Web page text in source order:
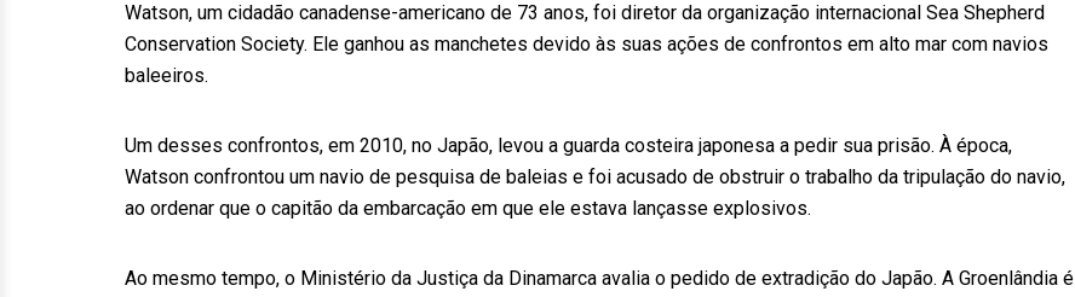
Watson, um cidadão canadense-americano de 73 anos, foi diretor da organização internacional Sea Shepherd
Conservation Society. Ele ganhou as manchetes devido às suas ações de confrontos em alto mar com navios
baleeiros.
Um desses confrontos, em 2010, no Japão, levou a guarda costeira japonesa a pedir sua prisão. À época,
Watson confrontou um navio de pesquisa de baleias e foi acusado de obstruir o trabalho da tripulação do navio,
ao ordenar que o capitão da embarcação em que ele estava lançasse explosivos.
Ao mesmo tempo, o Ministério da Justiça da Dinamarca avalia o pedido de extradição do Japão. A Groenlândia é